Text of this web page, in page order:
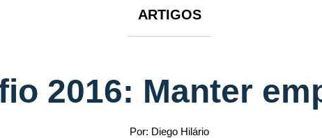
ARTIGOS
2016: Manter
Por: Diego Hilário